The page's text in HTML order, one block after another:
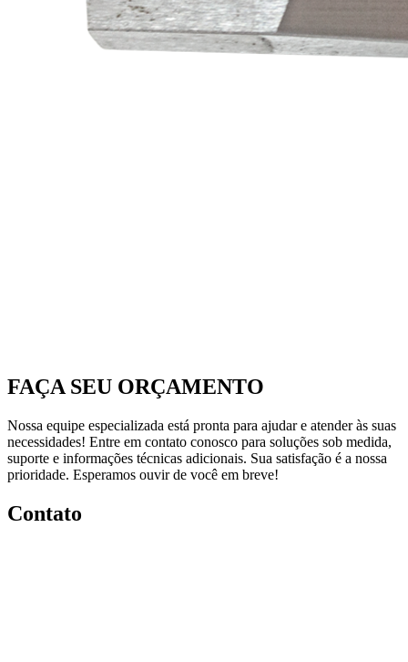
FAÇA SEU ORÇAMENTO
Nossa equipe especializada está pronta para ajudar e atender às suas
necessidades! Entre em contato conosco para soluções sob medida,
suporte e informações técnicas adicionais. Sua satisfação é a nossa
prioridade. Esperamos ouvir de você em breve!
Contato